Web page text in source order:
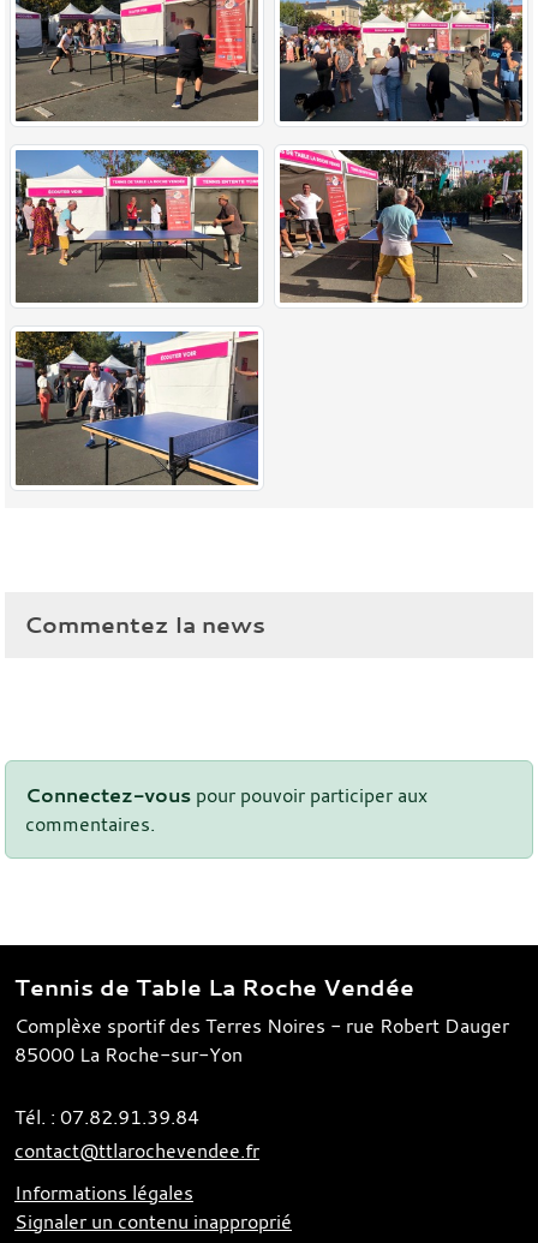
Commentez la news
Connectez-vous pour pouvoir participer aux
commentaires.
Tennis de Table La Roche Vendée
Complèxe sportif des Terres Noires - rue Robert Dauger
85000 La Roche-sur-Yon
Tél. : 07.82.91.39.84
contact@ttlarochevendee.fr
Informations légales
Signaler un contenu inapproprié